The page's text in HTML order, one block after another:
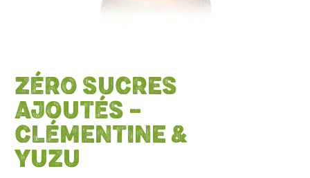
ZÉRO SUCRES
AJOUTÉS –
CLÉMENTINE &
YUZU